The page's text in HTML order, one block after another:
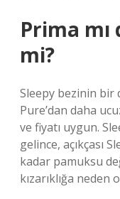
Prima mı
mi?
Sleepy bezinin bir
Pure’dan daha
ve fiyatı uygun.
gelince, açıkçası
kadar pamuksu
kızarıklığa neden